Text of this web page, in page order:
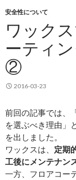
安全性について
ワック
ーティ
②
2016-03-23
前回の記事では、
を選ぶべき理由」
を出しました。
ワックスは、 定期
工後にメンテナン
一方、フロアコー